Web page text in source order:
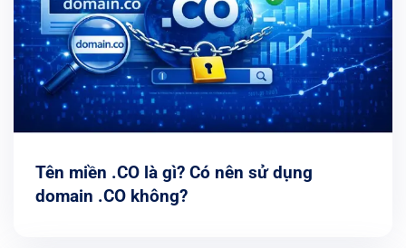
Tên miền .CO là gì? Có nên sử dụng
domain .CO không?